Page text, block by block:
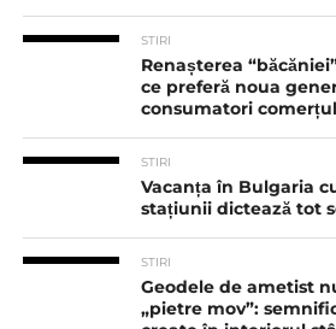
STIRI
Renașterea
ce preferă noua
consumatori
STIRI
Vacanța în Bulgaria
stațiunii dictează tot
STIRI
Geodele de ametist
„pietre mov”: